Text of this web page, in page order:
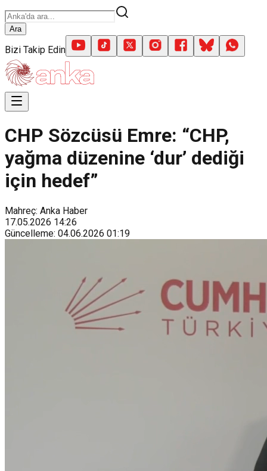
Ara
Bizi Takip Edin
CHP Sözcüsü Emre: “CHP,
yağma düzenine ‘dur’ dediği
için hedef”
Mahreç: Anka Haber
17.05.2026 14:26
Güncelleme: 04.06.2026 01:19